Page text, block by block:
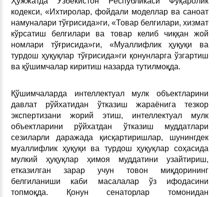
кодекси, «Ихтиролар, фойдали моделлар ва саноат
намуналари тўғрисида»ги, «Товар белгилари, хизмат
кўрсатиш белгилари ва товар келиб чиққан жой
номлари тўғрисида»ги, «Муаллифлик ҳуқуқи ва
турдош ҳуқуқлар тўғрисида»ги қонунларга ўзгартиш
ва қўшимчалар киритиш назарда тутилмоқда.
Қўшимчаларда интеллектуал мулк объектларини
давлат рўйхатидан ўтказиш жараёнига тезкор
экспертизани жорий этиш, интеллектуал мулк
объектларини рўйхатдан ўтказиш муддатлари
сезиларли даражада қисқартиришлар, шунингдек
муаллифлик ҳуқуқи ва турдош ҳуқуқлар соҳасида
мулкий ҳуқуқлар ҳимоя муддатини узайтириш,
етказилган зарар учун товон миқдорининг
белгиланиши каби масалалар ўз ифодасини
топмоқда. Қонун сенаторлар томонидан